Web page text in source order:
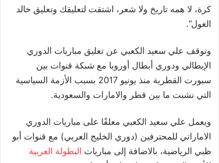
كرة، لا همه تاريخ ولا شعر، اشتقت لتعليقك وتعليق خالد
الغول”.
وتوقف علي سعيد الكعبي عن تعليق مباريات الدوري
الإيطالي ودوري أبطال أوروبا مع شبكة قنوات بين
سبورت القطرية منذ يونيو 2017 بسبب الأزمة السياسية
التي نشبت ما بين قطر والامارات والسعودية.
ويعمل علي سعيد الكعبي معلقًا على مباريات الدوري
الاماراتي للمحترفين (دوري الخليج العربي) مع قنوات أبو
ظبي الرياضية، بالاضافة إلى مباريات البطولة العربية